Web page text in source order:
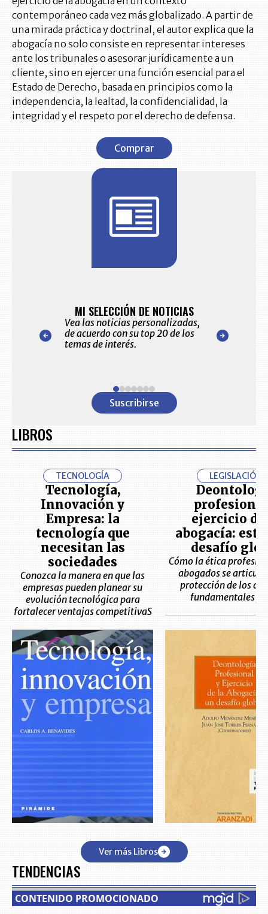
contemporáneo cada vez más globalizado. A partir de
una mirada práctica y doctrinal, el autor explica que la
abogacía no solo consiste en representar intereses
ante los tribunales o asesorar jurídicamente a un
cliente, sino en ejercer una función esencial para el
Estado de Derecho, basada en principios como la
independencia, la lealtad, la confidencialidad, la
integridad y el respeto por el derecho de defensa.
Comprar
por
MI SELECCIÓN DE NOTICIAS
Vea las noticias personalizadas,
de acuerdo con su top 20 de los
temas de interés.
del
detallado de
Suscribirse
LIBROS
TECNOLOGÍA
Tecnología,
Innovación y
Empresa: la
tecnología que
necesitan las
sociedades
Conozca la manera en que las
empresas pueden planear su
evolución tecnológica para
fortalecer ventajas competitivaS
LEGISLACIÓN
ejercicio de
abogacía: este
desafío
Cómo la ética
abogados se articula
protección de los
fundamentales y
Ver más Libros
TENDENCIAS